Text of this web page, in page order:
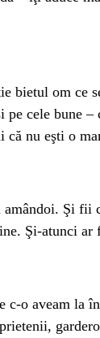
bietul om ce
pe cele bune
că nu eşti o
amândoi. Şi fii
Şi-atunci ar
c-o aveam la